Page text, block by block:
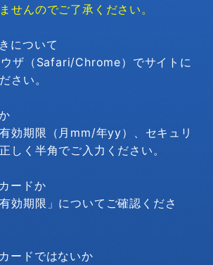
せんのでご了承ください。
について
ザ（Safari/Chrome）でサイトに
さい。
有効期限（月mm/年yy）、セキュリ
しく半角でご入力ください。
ードか
効期限」についてご確認くださ
ードではないか